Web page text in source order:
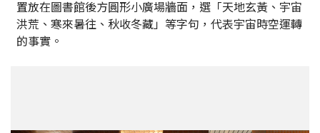
置放在圖書館後方圓形小廣場牆面，選「天地玄黃、宇宙
洪荒、寒來暑往、秋收冬藏」等字句，代表宇宙時空運轉
的事實。